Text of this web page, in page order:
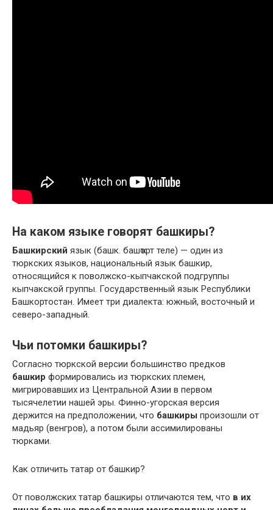
На каком языке говорят башкиры?
Башкирский язык (башк. башҡорт теле) — один из
тюркских языков, национальный язык башкир,
относящийся к поволжско-кыпчакской подгруппы
кыпчакской группы. Государственный язык Республики
Башкортостан. Имеет три диалекта: южный, восточный и
северо-западный.
Чьи потомки башкиры?
Согласно тюркской версии большинство предков
башкир формировались из тюркских племен,
мигрировавших из Центральной Азии в первом
тысячелетии нашей эры. Финно-угорская версия
держится на предположении, что башкиры произошли от
мадьяр (венгров), а потом были ассимилированы
тюрками.
Как отличить татар от башкир?
От поволжских татар башкиры отличаются тем, что в их